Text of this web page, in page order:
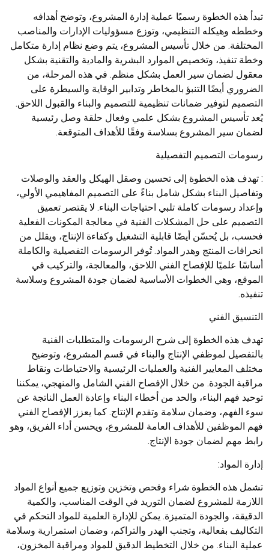
تبدأ هذه الخطوة رسميًا عملية إدارة المشروع، وتوضح أهدافه
وخططه وهيكله التنظيمي، وتوزع مسؤوليات الإدارات والمناصب
المختلفة. من خلال تأسيس المشروع، يتم وضع نظام إدارة متكامل
وخطة تنفيذ، وتخصيص الموارد البشرية والمادية والتقنية بشكل
معقول لضمان سير العمل بشكل منظم. في هذه المرحلة، من
الضروري أيضًا التنبؤ بالمخاطر وتدابير الوقاية والسيطرة على
التصميم لتوفير ضمانات تنظيمية للتصميم والبناء والقبول اللاحق.
يُعد تأسيس المشروع بشكل علمي وفعال حلقة وصل رئيسية
لضمان سير المشروع بسلاسة وفقًا للأهداف المتوقعة.
رسومات التصميم التفصيلية
: تهدف هذه الخطوة إلى تحسين وصقل الهيكل والعقد والوصلات
وتفاصيل البناء بشكل شامل بناءً على التصميم المفاهيمي الأولي،
وإعداد رسومات كاملة تلبي احتياجات البناء. لا يقتصر تعميق
التصميم على حل المشكلات الفنية في معالجة المكونات الفعلية
فحسب، بل يُحسّن أيضًا قابلية التشغيل وكفاءة الإنتاج، ويقلل من
انحرافات المنتج وهدر المواد. تُوفر الرسومات التفصيلية والكاملة
أساسًا علميًا للإفصاح الفني اللاحق، والمعالجة، والتركيب في
الموقع، وهي الخطوات الأساسية لضمان جودة المشروع وسلاسة
تنفيذه.
التنسيق الفني
تهدف هذه الخطوة إلى شرح الرسومات والمتطلبات الفنية
بالتفصيل لموظفي الإنتاج والبناء في قسم المشروع، وتوضيح
مختلف المعايير الفنية والعمليات الرئيسية والاحتياطات ونقاط
مراقبة الجودة. من خلال الإفصاح الفني الشامل والمنهجي، يمكننا
توحيد فهم البناء، والحد من أخطاء البناء وإعادة العمل الناتجة عن
سوء الفهم، وضمان سلامة وتقدم الإنتاج. كما يعزز الإفصاح الفني
فهم الموظفين للأهداف العامة للمشروع، ويحسن أداء الفريق، وهو
رابط مهم لضمان جودة الإنتاج.
إدارة المواد:
تشمل هذه الخطوة شراء وفحص وتخزين وتوزيع جميع أنواع المواد
اللازمة للمشروع لضمان التوريد في الوقت المناسب، والكمية
الدقيقة، والجودة المتميزة. يمكن للإدارة العلمية للمواد التحكم في
التكاليف بفعالية، وتجنب الهدر والتراكم، وضمان استمرارية وسلامة
عملية البناء. من خلال التخطيط الدقيق للمواد ومراقبة المخزون،